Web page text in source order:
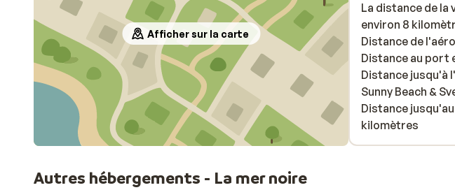
Afficher sur la carte
La distance de la
environ 8
Distance de
Distance au port
Distance jusqu'à
Sunny Beach &
Distance
kilomètres
Autres hébergements - La mer noire